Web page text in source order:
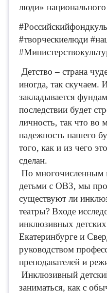
люди»
#творческиелюди
Детство – страна
иногда, так скучаем.
закладывается
последствии будет
личность, так что во
надежность нашего
того, как и из чего
сделан.
По многочисленным
детьми с ОВЗ, мы
существуют ли
театры? Входе
инклюзивных детских
Екатеринбурге и
руководством
преподавателей и
Инклюзивный
заниматься, как с